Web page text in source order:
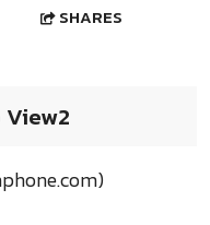
SHARES
View2